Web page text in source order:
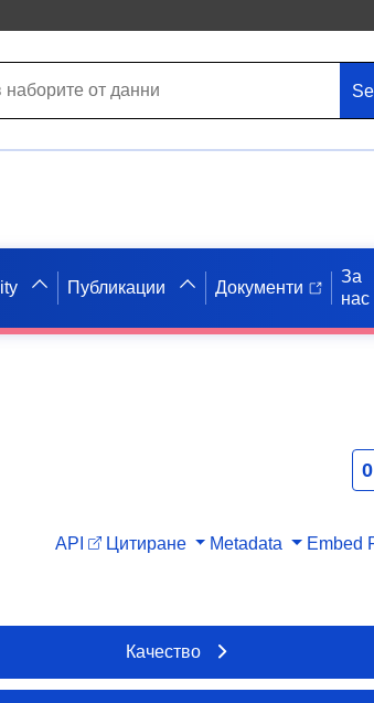
Публикации Документи
За
нас
0
API Цитиране Metadata Embed
Качество